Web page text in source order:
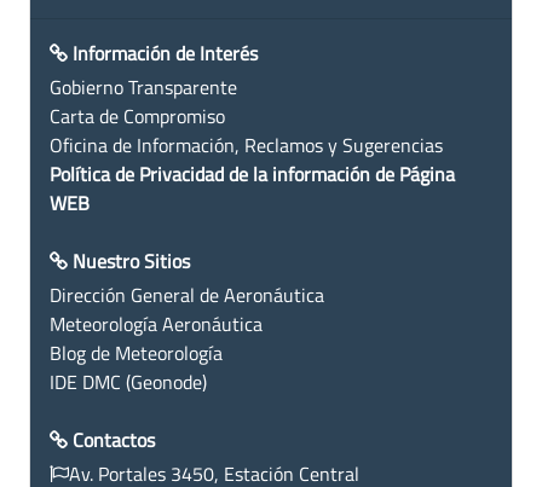
Información de Interés
Gobierno Transparente
Carta de Compromiso
Oficina de Información, Reclamos y Sugerencias
Política de Privacidad de la información de Página
WEB
Nuestro Sitios
Dirección General de Aeronáutica
Meteorología Aeronáutica
Blog de Meteorología
IDE DMC (Geonode)
Contactos
Av. Portales 3450, Estación Central